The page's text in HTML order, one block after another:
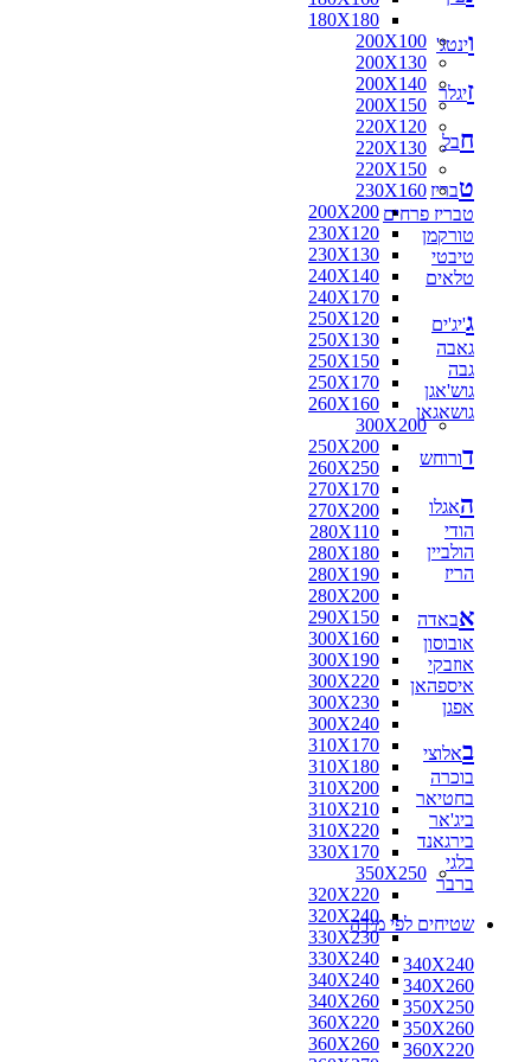
180X180
200X100
200X130
200X140
200X150
220X120
220X130
220X150
230X160
200X200
230X120
230X130
240X140
240X170
250X120
250X130
250X150
250X170
260X160
300X200
250X200
260X250
270X170
270X200
280X110
280X180
280X190
280X200
290X150
300X160
300X190
300X220
300X230
300X240
310X170
310X180
310X200
310X210
310X220
330X170
350X250
320X220
320X240
330X230
330X240
340X240
340X260
360X220
360X260
וינטג'
זיגלר
חבל
טבריז
טבריז פרחים
טורקמן
טיבטי
טלאים
ג'יג'ים
גאבה
גבה
גוש'אגן
גושאגאן
דורוחש
האגלו
הודי
הולביין
הריז
אבאדה
אובוסון
אוזבקי
איספהאן
אפגן
באלוצי
בוכרה
בחטיאר
ביג'אר
בירגאנד
בלגי
ברבר
שטיחים לפי מידה
340X240
340X260
350X250
350X260
360X220